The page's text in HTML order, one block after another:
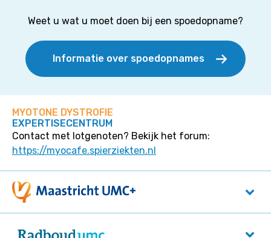
Weet u wat u moet doen bij een spoedopname?
Informatie over spoedopnames
MYOTONE DYSTROFIE
EXPERTISECENTRUM
Contact met lotgenoten? Bekijk het forum:
https://myocafe.spierziekten.nl
Maastricht UMC+